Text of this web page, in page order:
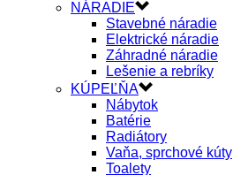
NÁRADIE
Stavebné náradie
Elektrické náradie
Záhradné náradie
Lešenie a rebríky
KÚPEĽŇA
Nábytok
Batérie
Radiátory
Vaňa, sprchové kúty
Toalety